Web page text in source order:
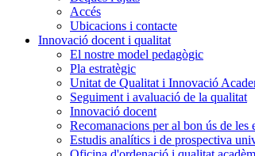
Accés
Ubicacions i contacte
Innovació docent i qualitat
El nostre model pedagògic
Pla estratègic
Unitat de Qualitat i Innovació
Seguiment i avaluació de la qualitat
Innovació docent
Recomanacions per al bon ús de
Estudis analítics i de prospectiva